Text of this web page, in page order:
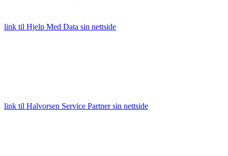
link til Hjelp Med Data sin nettside
link til Halvorsen Service Partner sin nettside